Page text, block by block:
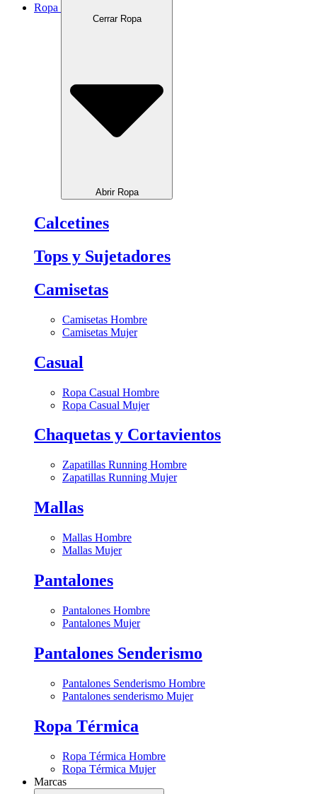
Ropa
Cerrar Ropa
Abrir Ropa
Calcetines
Tops y Sujetadores
Camisetas
Camisetas Hombre
Camisetas Mujer
Casual
Ropa Casual Hombre
Ropa Casual Mujer
Chaquetas y Cortavientos
Zapatillas Running Hombre
Zapatillas Running Mujer
Mallas
Mallas Hombre
Mallas Mujer
Pantalones
Pantalones Hombre
Pantalones Mujer
Pantalones Senderismo
Pantalones Senderismo Hombre
Pantalones senderismo Mujer
Ropa Térmica
Ropa Térmica Hombre
Ropa Térmica Mujer
Marcas